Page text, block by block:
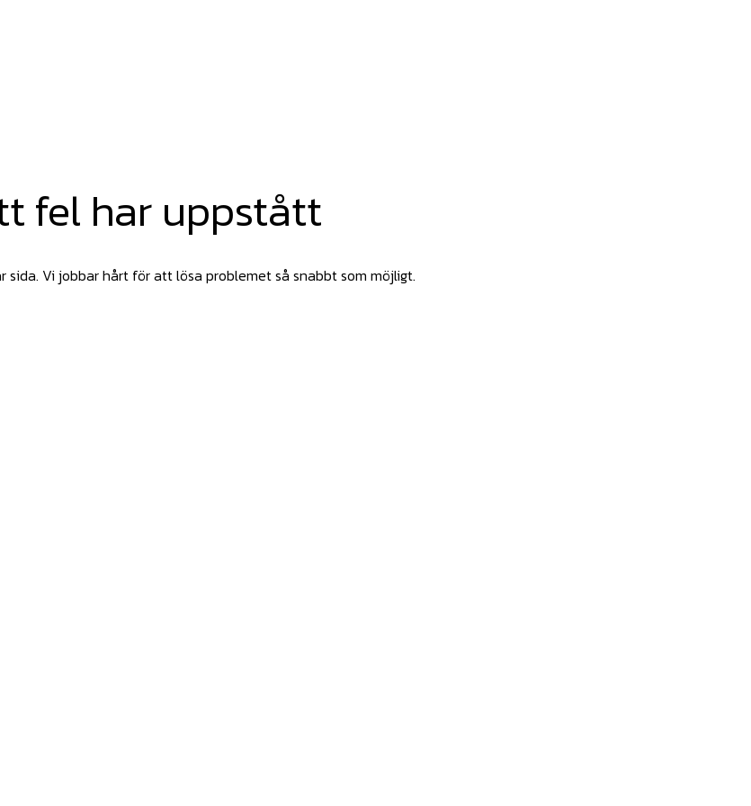
fel har uppstått
sida. Vi jobbar hårt för att lösa problemet så snabbt som möjligt.